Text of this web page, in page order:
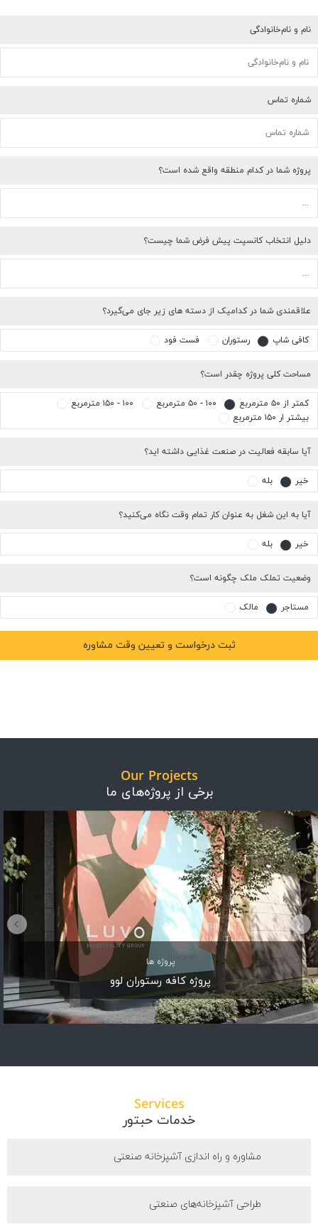
نام و نام‌خانوادگی
شماره تماس
پروژه شما در کدام منطقه واقع شده است؟
دلیل انتخاب کانسپت پیش فرض شما چیست؟
علاقمندی شما در کدامیک از دسته های زیر جای می‌گیرد؟
کافی شاپ رستوران فست فود
مساحت کلی پروژه چقدر است؟
کمتر از ۵۰ مترمربع ۱۰۰ - ۵۰ مترمربع
۱۰۰ - ۱۵۰ مترمربع
بیشتر ار ۱۵۰ مترمربع
آیا سابقه فعالیت در صنعت غذایی داشته اید؟
خیر بله
آیا به این شغل به عنوان کار تمام وقت نگاه می‌کنید؟
خیر بله
وضعیت تملک ملک چگونه است؟
مستاجر مالک
Our Projects
برخی از پروژه‌های ما
پروژه ها
پروژه کافه رستوران لوو
Services
خدمات حبتور
مشاوره و راه اندازی آشپزخانه صنعتی
طراحی آشپزخانه‌های صنعتی